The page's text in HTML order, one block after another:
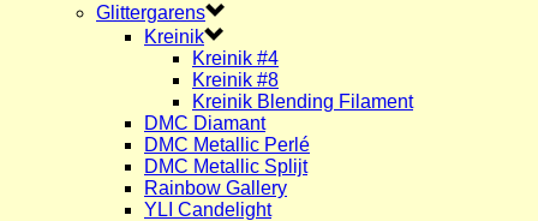
Glittergarens
Kreinik
Kreinik #4
Kreinik #8
Kreinik Blending Filament
DMC Diamant
DMC Metallic Perlé
DMC Metallic Splijt
Rainbow Gallery
YLI Candelight